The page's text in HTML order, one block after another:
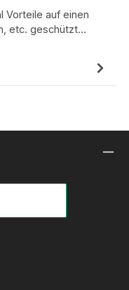
Vorteile auf einen
etc. geschützt…